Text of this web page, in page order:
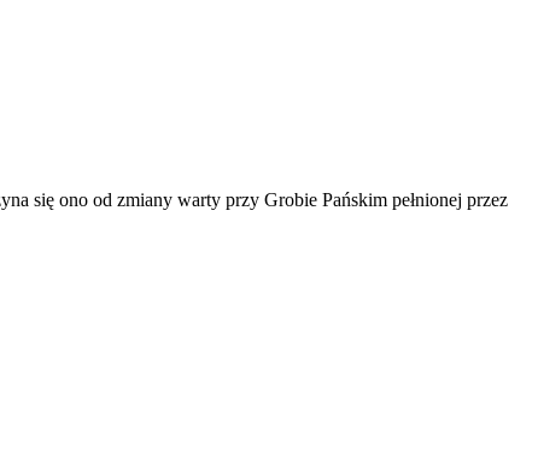
się ono od zmiany warty przy Grobie Pańskim pełnionej przez